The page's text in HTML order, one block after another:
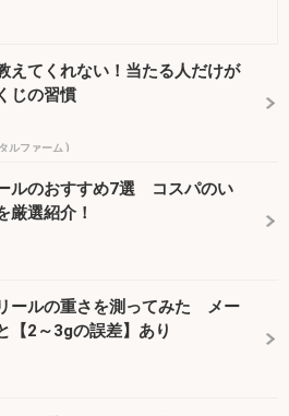
えてくれない！当たる人だけが
じの習慣
ルファーム )
ルのおすすめ7選 コスパのい
厳選紹介！
ールの重さを測ってみた メー
【2～3gの誤差】あり